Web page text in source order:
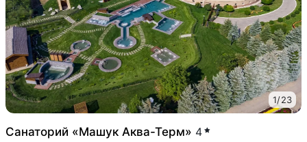
1/23
Санаторий «Машук Аква-Терм» 4